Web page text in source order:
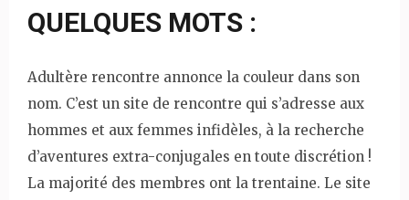
QUELQUES MOTS :
Adultère rencontre annonce la couleur dans son
nom. C’est un site de rencontre qui s’adresse aux
hommes et aux femmes infidèles, à la recherche
d’aventures extra-conjugales en toute discrétion !
La majorité des membres ont la trentaine. Le site